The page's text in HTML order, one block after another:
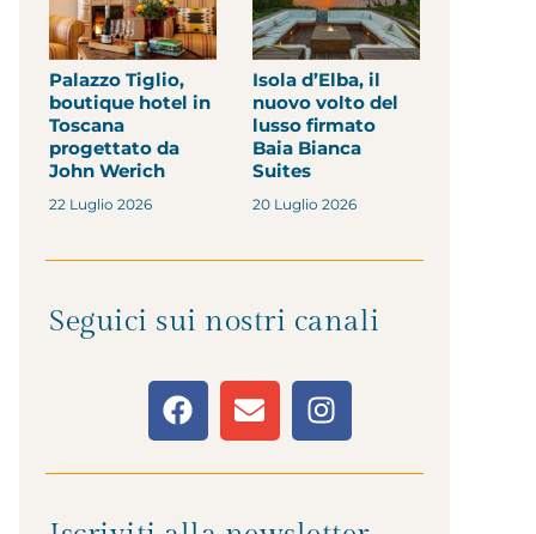
Palazzo Tiglio,
boutique hotel in
Toscana
progettato da
John Werich
22 Luglio 2026
Isola d’Elba, il
nuovo volto del
lusso firmato
Baia Bianca
Suites
20 Luglio 2026
Seguici sui nostri canali